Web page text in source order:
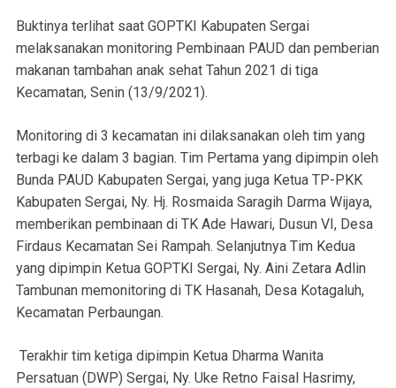
Buktinya terlihat saat GOPTKI Kabupaten Sergai
melaksanakan monitoring Pembinaan PAUD dan pemberian
makanan tambahan anak sehat Tahun 2021 di tiga
Kecamatan, Senin (13/9/2021).
Monitoring di 3 kecamatan ini dilaksanakan oleh tim yang
terbagi ke dalam 3 bagian. Tim Pertama yang dipimpin oleh
Bunda PAUD Kabupaten Sergai, yang juga Ketua TP-PKK
Kabupaten Sergai, Ny. Hj. Rosmaida Saragih Darma Wijaya,
memberikan pembinaan di TK Ade Hawari, Dusun VI, Desa
Firdaus Kecamatan Sei Rampah. Selanjutnya Tim Kedua
yang dipimpin Ketua GOPTKI Sergai, Ny. Aini Zetara Adlin
Tambunan memonitoring di TK Hasanah, Desa Kotagaluh,
Kecamatan Perbaungan.
Terakhir tim ketiga dipimpin Ketua Dharma Wanita
Persatuan (DWP) Sergai, Ny. Uke Retno Faisal Hasrimy,